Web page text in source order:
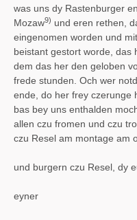
was uns dy Rastenburger
Mozaw9) und eren rethen,
eingenomen worden und
beistant gestort worde, das
dem das her den geloben
frede stunden. Och wer
ende, do her frey czerunge
bas bey uns enthalden
allen czu fromen und czu
czu Resel am montage am
und burgern czu Resel, dy
eyner